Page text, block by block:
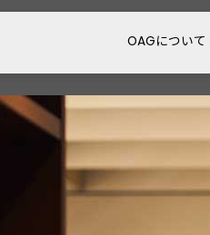
OAGについて